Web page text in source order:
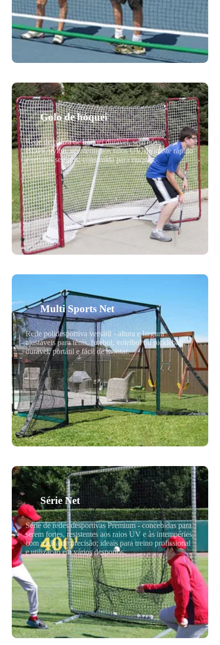
Golo de hóquei
Rede de baliza de hóquei durável, sem nós,
HDPE/nylon, resistente aos raios UV, de ajuste rápido
e rebotes seguros; construída para rinques.
Multi Sports Net
Rede polidesportiva versátil - altura e largura
ajustáveis para ténis, futebol, voleibol ou pickleball;
durável, portátil e fácil de montar.
Série Net
Série de redes desportivas Premium - concebidas para
serem fortes, resistentes aos raios UV e às intempéries,
com malha de precisão; ideais para treino profissional
e utilização em vários desportos.